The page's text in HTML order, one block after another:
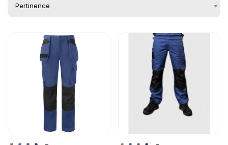
Liste des produits
Go to product page Go to product page